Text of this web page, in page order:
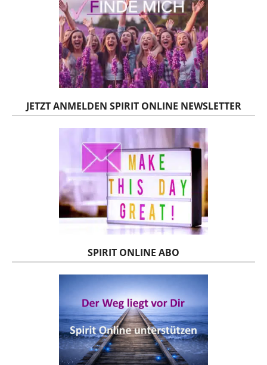
JETZT ANMELDEN SPIRIT ONLINE NEWSLETTER
SPIRIT ONLINE ABO